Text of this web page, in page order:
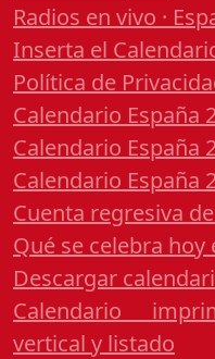
Radios en vivo ·
Inserta el
Política de
Calendario España
Calendario España
Calendario España
Cuenta regresiva
Qué se celebra hoy
Descargar
Calendario
vertical y listado